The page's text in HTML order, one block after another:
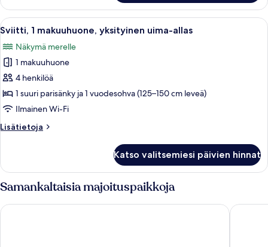
makuuhuone,
merinäköala
Avaa
kaikki
huonetyypin
Sviitti,
1
makuuhuone,
yksityinen
allas
Hotellihuone, jossa on suuri sänky,
10
Sviitti, 1 makuuhuone, yksityinen uima-allas
Näkymä merelle
1 makuuhuone
4 henkilöä
1 suuri parisänky ja 1 vuodesohva (125–150 cm leveä)
Ilmainen Wi-Fi
Lisätietoja
Lisätietoja
makuuhuone,
yksityinen
uima-
Katso valitsemiesi päivien hinnat
Samankaltaisia majoituspaikkoja
Ailla Yalıkavak METT